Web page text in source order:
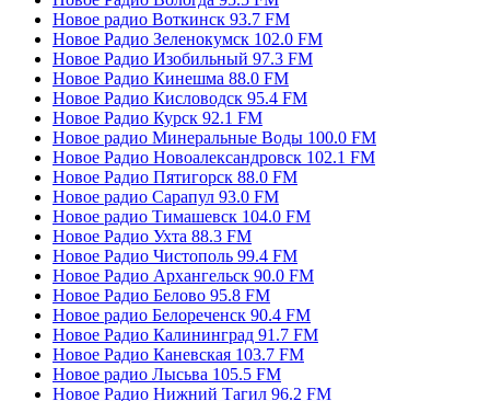
Новое радио Воткинск 93.7 FM
Новое Радио Зеленокумск 102.0 FM
Новое Радио Изобильный 97.3 FM
Новое Радио Кинешма 88.0 FM
Новое Радио Кисловодск 95.4 FM
Новое Радио Курск 92.1 FM
Новое радио Минеральные Воды 100.0 FM
Новое Радио Новоалександровск 102.1 FM
Новое Радио Пятигорск 88.0 FM
Новое радио Сарапул 93.0 FM
Новое радио Тимашевск 104.0 FM
Новое Радио Ухта 88.3 FM
Новое Радио Чистополь 99.4 FM
Новое Радио Архангельск 90.0 FM
Новое Радио Белово 95.8 FM
Новое радио Белореченск 90.4 FM
Новое Радио Калининград 91.7 FM
Новое Радио Каневская 103.7 FM
Новое радио Лысьва 105.5 FM
Новое Радио Нижний Тагил 96.2 FM